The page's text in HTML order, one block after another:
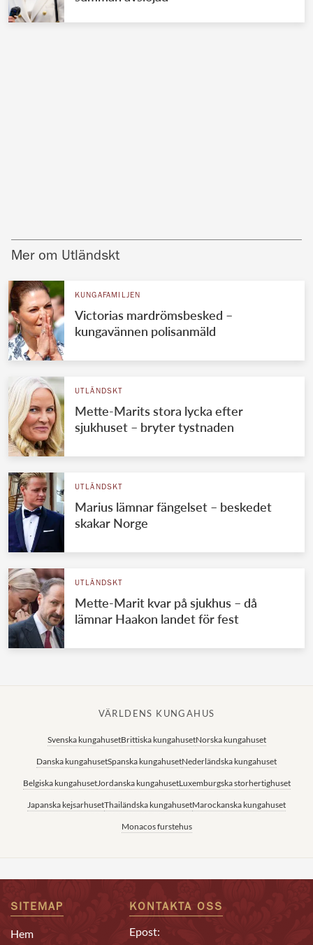
Mer om Utländskt
KUNGAFAMILJEN
Victorias mardrömsbesked –
kungavännen polisanmäld
UTLÄNDSKT
Mette-Marits stora lycka efter
sjukhuset – bryter tystnaden
UTLÄNDSKT
Marius lämnar fängelset – beskedet
skakar Norge
UTLÄNDSKT
Mette-Marit kvar på sjukhus – då
lämnar Haakon landet för fest
VÄRLDENS KUNGAHUS
Svenska kungahusetBrittiska kungahusetNorska kungahuset
Danska kungahusetSpanska kungahusetNederländska kungahuset
Belgiska kungahusetJordanska kungahusetLuxemburgska storhertighuset
Japanska kejsarhusetThailändska kungahusetMarockanska kungahuset
Monacos furstehus
SITEMAP
Hem
KONTAKTA OSS
Epost: